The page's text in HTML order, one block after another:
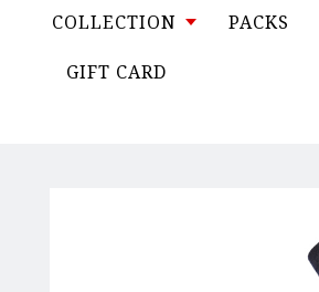
COLLECTION PACKS
GIFT CARD